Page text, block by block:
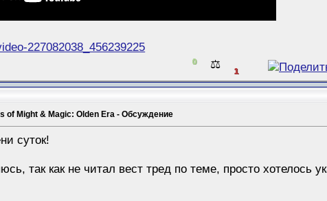
227082038_456239225
0 ⚖️ 1
of Might & Magic: Olden Era - Обсуждение
суток!
так как не читал вест тред по теме, просто хотелось